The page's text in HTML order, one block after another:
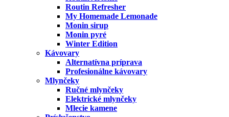
Routin Refresher
My Homemade Lemonade
Monin sirup
Monin pyré
Winter Edition
Kávovary
Alternatívna príprava
Profesionálne kávovary
Mlynčeky
Ručné mlynčeky
Elektrické mlynčeky
Mlecie kamene